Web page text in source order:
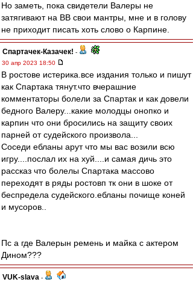
Но заметь, пока свидетели Валеры не
затягивают на ВВ свои мантры, мне и в голову
не приходит писать хоть слово о Карпине.
Спартачек-Казачек! -
30 апр 2023 18:50
В ростове истерика.все издания только и пишут
как Спартака тянут.что вчерашние
комментаторы болели за Спартак и как довели
бедного Валеру...какие молодцы онопко и
карпин что они бросились на защиту своих
парней от судейского произвола...
Соседи ебланы арут что мы вас возили всю
игру....послал их на хуй....и самая дичь это
рассказ что болелы Спартака массово
переходят в ряды ростовп тк они в шоке от
беспредела судейского.ебланы почище коней
и мусоров..
Пс а где Валерын ремень и майка с актером
Дином???
VUK-slava -